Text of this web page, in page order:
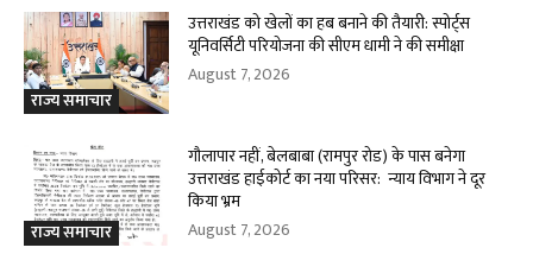
राज्य समाचार
उत्तराखंड को खेलों का हब बनाने की तैयारी: स्पोर्ट्स
यूनिवर्सिटी परियोजना की सीएम धामी ने की समीक्षा
August 7, 2026
राज्य समाचार
गौलापार नहीं, बेलबाबा (रामपुर रोड) के पास बनेगा
उत्तराखंड हाईकोर्ट का नया परिसर: न्याय विभाग ने दूर
किया भ्रम
August 7, 2026